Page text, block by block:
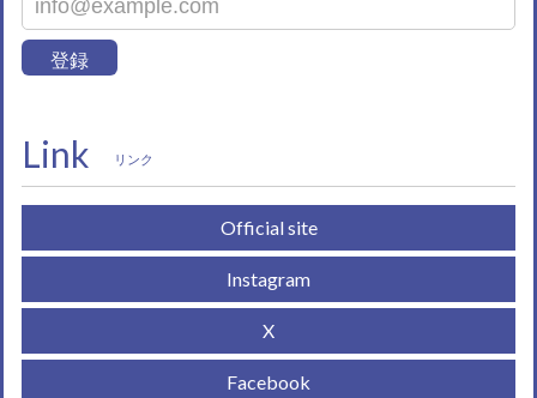
登録
Link リンク
Official site
Instagram
X
Facebook